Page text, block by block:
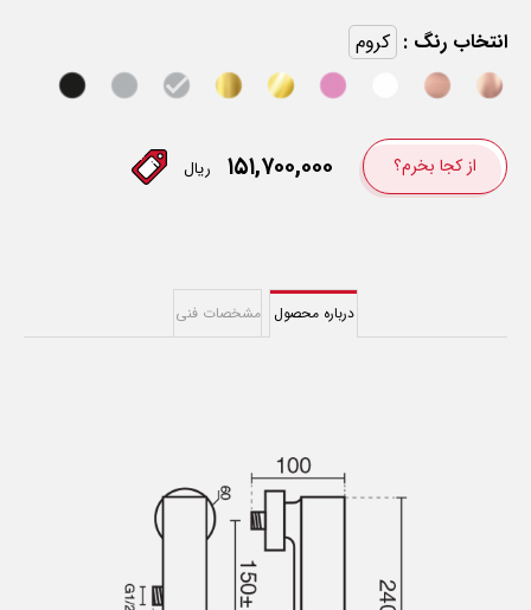
انتخاب رنگ : کروم
از کجا بخرم؟ ۱۵۱,۷۰۰,۰۰۰ ریال
درباره محصول مشخصات فنی